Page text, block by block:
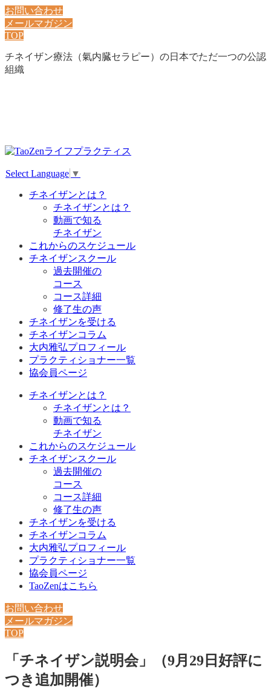
お問い合わせ
メールマガジン
TOP
チネイザン療法（氣内臓セラピー）の日本でただ一つの公認
組織
Select Language ▼
チネイザンとは？
チネイザンとは？
動画で知る
チネイザン
これからのスケジュール
チネイザンスクール
過去開催の
コース
コース詳細
修了生の声
チネイザンを受ける
チネイザンコラム
大内雅弘プロフィール
プラクティショナー一覧
協会員ページ
チネイザンとは？
チネイザンとは？
動画で知る
チネイザン
これからのスケジュール
チネイザンスクール
過去開催の
コース
コース詳細
修了生の声
チネイザンを受ける
チネイザンコラム
大内雅弘プロフィール
プラクティショナー一覧
協会員ページ
TaoZenはこちら
お問い合わせ
メールマガジン
TOP
「チネイザン説明会」（9月29日好評に
つき追加開催）